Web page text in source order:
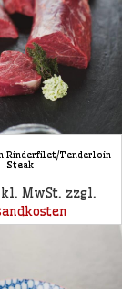
Rinderfilet/Tenderloin
Steak
MwSt. zzgl.